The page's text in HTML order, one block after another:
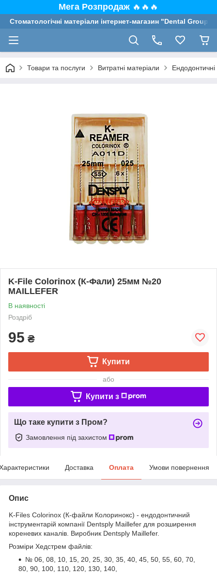
Мега Розпродаж 🔥🔥🔥
Стоматологічні матеріали інтернет-магазин "Dental Group"
Товари та послуги Витратні матеріали Ендодонтичні
K-File Colorinox (К-Фали) 25мм №20
MAILLEFER
В наявності
Роздріб
95 ₴
Купити
або
Купити з
Що таке купити з Пром?
Замовлення під захистом
Доставка Оплата Умови повернення
Опис
K-Files Colorinox (К-файли Колоринокс) - ендодонтичний
інструментарій компанії Dentsply Maillefer для розширення
кореневих каналів. Виробник Dentsply Maillefer.
Розміри Хедстрем файлів:
№ 06, 08, 10, 15, 20, 25, 30, 35, 40, 45, 50, 55, 60, 70,
80, 90, 100, 110, 120, 130, 140,